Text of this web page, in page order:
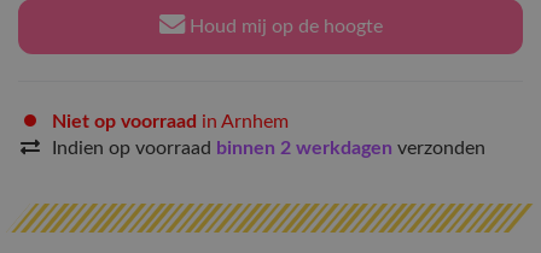
Houd mij op de hoogte
Niet op voorraad in Arnhem
Indien op voorraad binnen 2 werkdagen verzonden